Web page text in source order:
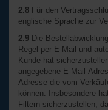
2.8 Für den
englische Sprache zur
2.9 Die
Regel per E-Mail und
Kunde hat
angegebene E-Mail-
Adresse die vom
können. Insbesondere
Filtern sicherzustellen,